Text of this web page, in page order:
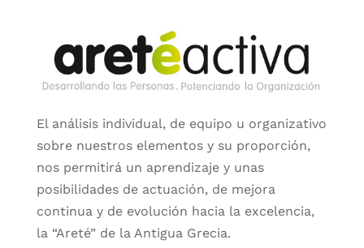
El análisis individual, de equipo u organizativo
sobre nuestros elementos y su proporción,
nos permitirá un aprendizaje y unas
posibilidades de actuación, de mejora
continua y de evolución hacia la excelencia,
la “Areté” de la Antigua Grecia.